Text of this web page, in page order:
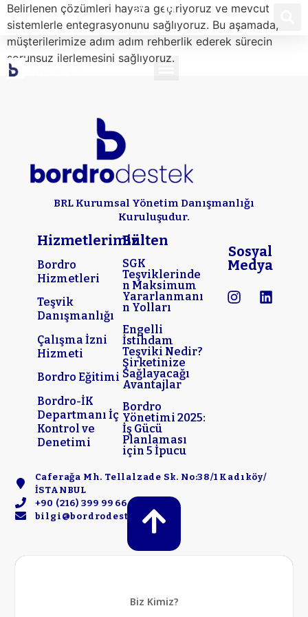
Belirlenen çözümleri hayata geçiriyoruz ve mevcut
sistemlerle entegrasyonunu sağlıyoruz. Bu aşamada,
müşterilerimize adım adım rehberlik ederek sürecin
sorunsuz ilerlemesini sağlıyoruz.
BRL Kurumsal Yönetim Danışmanlığı
Kuruluşudur.
Hizmetlerimiz
Bordro
Hizmetleri
Teşvik
Danışmanlığı
Çalışma İzni
Hizmeti
Bordro Eğitimi
Bordro-İK
Departmanı İç
Kontrol ve
Denetimi
Bülten
SGK
Teşviklerinde
n Maksimum
Yararlanmanı
n Yolları
Engelli
İstihdam
Teşviki Nedir?
Şirketinize
Sağlayacağı
Avantajlar
Bordro
Yönetimi 2025:
İş Gücü
Planlaması
için 5 İpucu
Sosyal
Medya
Caferağa Mh. Tellalzade Sk. No:38/1 Kadıköy/
İSTANBUL
+90 (216) 399 99 66
bilgi@bordrodestek.com
Biz Kimiz?